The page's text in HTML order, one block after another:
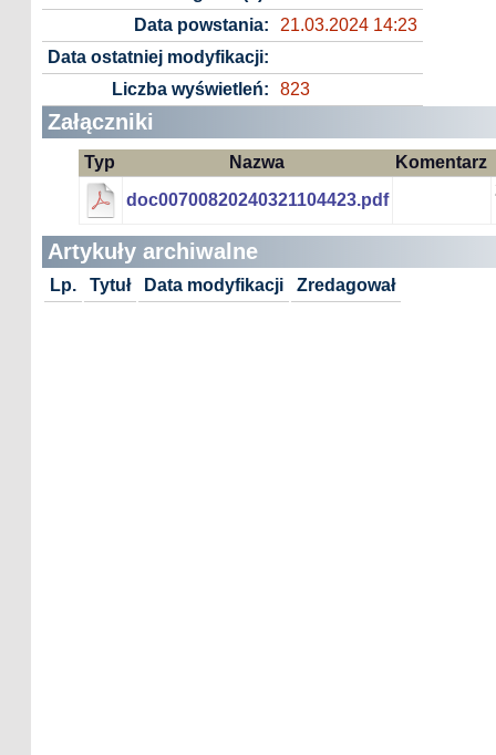
Data powstania:
21.03.2024 14:23
Data ostatniej modyfikacji:
Liczba wyświetleń:
823
Załączniki
Typ Nazwa
Komentarz
doc00700820240321104423.pdf
Artykuły archiwalne
Lp. Tytuł Data modyfikacji Zredagował